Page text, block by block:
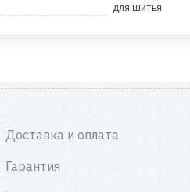
для шитья
Доставка и оплата
Гарантия